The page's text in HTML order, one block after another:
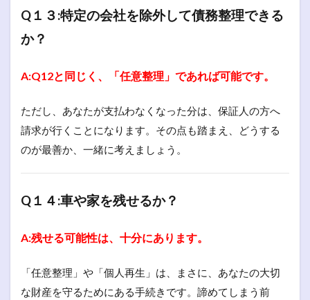
Q１３:特定の会社を除外して債務整理できる
か？
A:Q12と同じく、「任意整理」であれば可能です。
ただし、あなたが支払わなくなった分は、保証人の方へ
請求が行くことになります。その点も踏まえ、どうする
のが最善か、一緒に考えましょう。
Q１４:車や家を残せるか？
A:残せる可能性は、十分にあります。
「任意整理」や「個人再生」は、まさに、あなたの大切
な財産を守るためにある手続きです。諦めてしまう前